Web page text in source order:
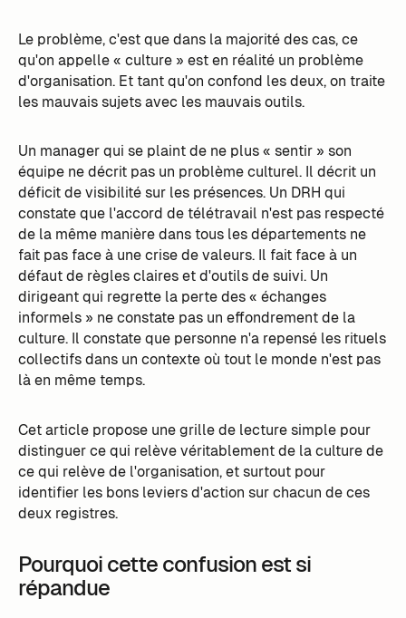
Le problème, c'est que dans la majorité des cas, ce
qu'on appelle « culture » est en réalité un problème
d'organisation. Et tant qu'on confond les deux, on traite
les mauvais sujets avec les mauvais outils.
Un manager qui se plaint de ne plus « sentir » son
équipe ne décrit pas un problème culturel. Il décrit un
déficit de visibilité sur les présences. Un DRH qui
constate que l'accord de télétravail n'est pas respecté
de la même manière dans tous les départements ne
fait pas face à une crise de valeurs. Il fait face à un
défaut de règles claires et d'outils de suivi. Un
dirigeant qui regrette la perte des « échanges
informels » ne constate pas un effondrement de la
culture. Il constate que personne n'a repensé les rituels
collectifs dans un contexte où tout le monde n'est pas
là en même temps.
Cet article propose une grille de lecture simple pour
distinguer ce qui relève véritablement de la culture de
ce qui relève de l'organisation, et surtout pour
identifier les bons leviers d'action sur chacun de ces
deux registres.
Pourquoi cette confusion est si
répandue